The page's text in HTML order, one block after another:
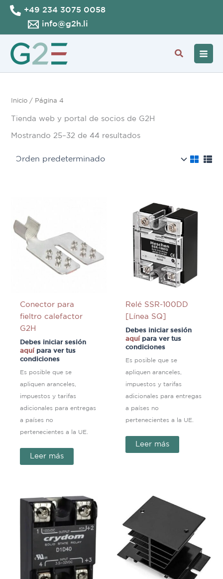
contenido
+49 234 3075 0058
info@g2h.li
Buscar
Inicio / Página 4
Tienda web y portal de socios de G2H
Mostrando 25–32 de 44 resultados
Conector para
fieltro calefactor
G2H
Debes iniciar sesión
aquípara ver tus
condiciones
Es posible que se
apliquen aranceles,
impuestos y tarifas
adicionales para entregas
a países no
pertenecientes a la UE.
Leer más
Relé SSR-100DD
[Línea SQ]
Debes iniciar sesión
aquípara ver tus
condiciones
Es posible que se
apliquen aranceles,
impuestos y tarifas
adicionales para entregas
a países no
pertenecientes a la UE.
Leer más